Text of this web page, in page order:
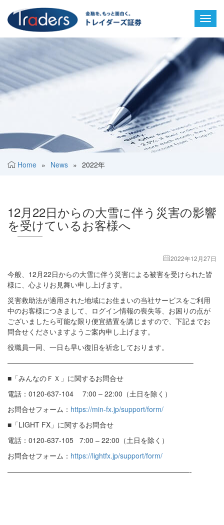
Home » News » 2022年
12月22日からの大雪に伴う災害の影響
を受けているお客様へ
2022年12月27日
今般、12月22日からの大雪に伴う災害による被害を受けられた皆
様に、心よりお見舞い申し上げます。
災害救助法が適用された地域にお住まいの当社サービスをご利用
中のお客様につきまして、ログイン情報の喪失等、お困りの点が
ございましたら可能な限り便宜措置を講じますので、下記までお
問合せくださいますようご案内申し上げます。
役職員一同、一日も早い復旧を祈念しております。
——————————————————————————–
■「みんなのＦＸ」に関するお問合せ
電話：0120-637-104 7:00 – 22:00（土日を除く）
お問合せフォーム： https://min-fx.jp/support/form/
■「LIGHT FX」に関するお問合せ
電話：0120-637-105 7:00 – 22:00（土日を除く）
お問合せフォーム： https://lightfx.jp/support/form/
——————————————————————————-